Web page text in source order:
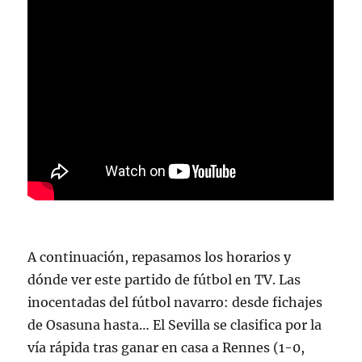
A continuación, repasamos los horarios y
dónde ver este partido de fútbol en TV. Las
inocentadas del fútbol navarro: desde fichajes
de Osasuna hasta… El Sevilla se clasifica por la
vía rápida tras ganar en casa a Rennes (1-0,